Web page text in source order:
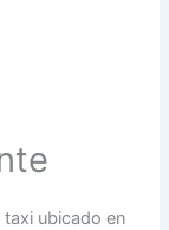
ubicado en